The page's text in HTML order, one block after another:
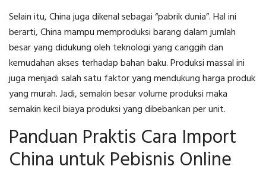
Selain itu, China juga dikenal sebagai “pabrik dunia”. Hal ini
berarti, China mampu memproduksi barang dalam jumlah
besar yang didukung oleh teknologi yang canggih dan
kemudahan akses terhadap bahan baku. Produksi massal ini
juga menjadi salah satu faktor yang mendukung harga produk
yang murah. Jadi, semakin besar volume produksi maka
semakin kecil biaya produksi yang dibebankan per unit.
Panduan Praktis Cara Import
China untuk Pebisnis Online